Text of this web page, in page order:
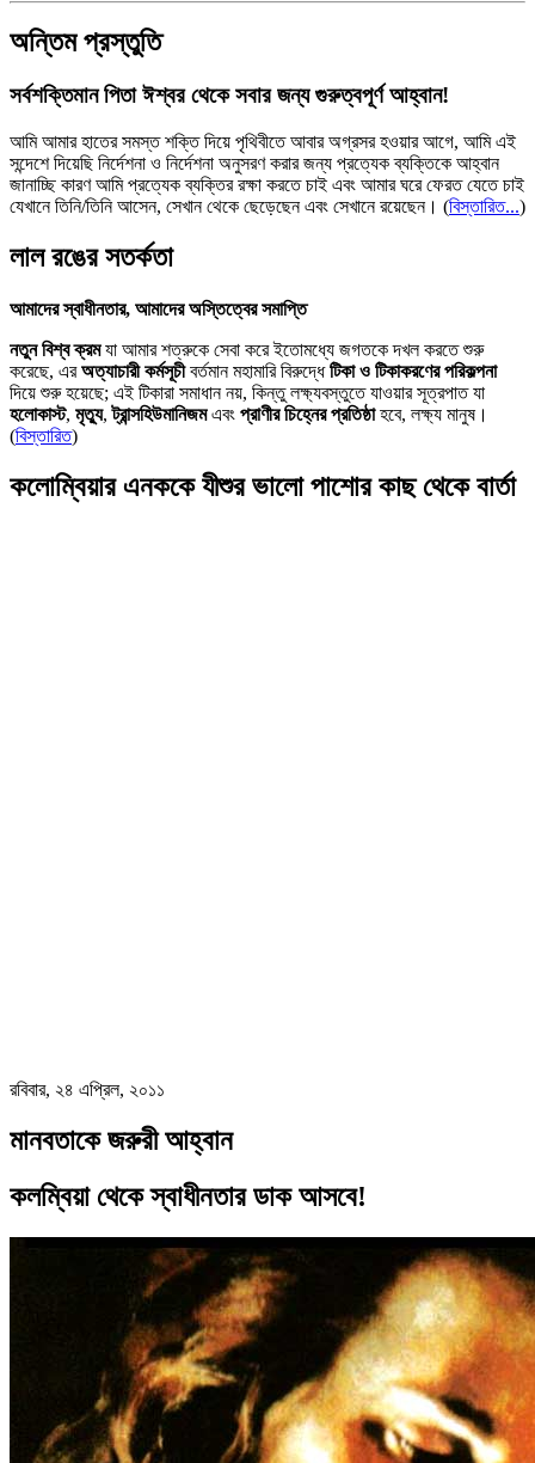
অন্তিম প্রস্তুতি
সর্বশক্তিমান পিতা ঈশ্বর থেকে সবার জন্য গুরুত্বপূর্ণ আহ্বান!
আমি আমার হাতের সমস্ত শক্তি দিয়ে পৃথিবীতে আবার অগ্রসর হওয়ার আগে, আমি এই
সন্দেশে দিয়েছি নির্দেশনা ও নির্দেশনা অনুসরণ করার জন্য প্রত্যেক ব্যক্তিকে আহ্বান
জানাচ্ছি কারণ আমি প্রত্যেক ব্যক্তির রক্ষা করতে চাই এবং আমার ঘরে ফেরত যেতে চাই
যেখানে তিনি/তিনি আসেন, সেখান থেকে ছেড়েছেন এবং সেখানে রয়েছেন। (বিস্তারিত...)
লাল রঙের সতর্কতা
আমাদের স্বাধীনতার, আমাদের অস্তিত্বের সমাপ্তি
নতুন বিশ্ব ক্রমযা আমার শত্রুকে সেবা করে ইতোমধ্যে জগতকে দখল করতে শুরু
করেছে, এরঅত্যাচারী কর্মসূচীবর্তমান মহামারি বিরুদ্ধেটিকা ও টিকাকরণের পরিকল্পনা
দিয়ে শুরু হয়েছে; এই টিকারা সমাধান নয়, কিন্তু লক্ষ্যবস্তুতে যাওয়ার সূত্রপাত যা
হলোকাস্ট, মৃত্যু,ট্রান্সহিউমানিজমএবং প্রাণীর চিহ্নের প্রতিষ্ঠাহবে, লক্ষ্য মানুষ।
(বিস্তারিত)
কলোম্বিয়ার এনককে যীশুর ভালো পাশোর কাছ থেকে বার্তা
রবিবার, ২৪ এপ্রিল, ২০১১
মানবতাকে জরুরী আহ্বান
কলম্বিয়া থেকে স্বাধীনতার ডাক আসবে!